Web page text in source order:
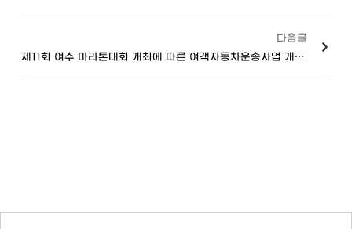
다음글
제11회 여수 마라톤대회 개최에 따른 여객자동차운송사업 개선명령 통보